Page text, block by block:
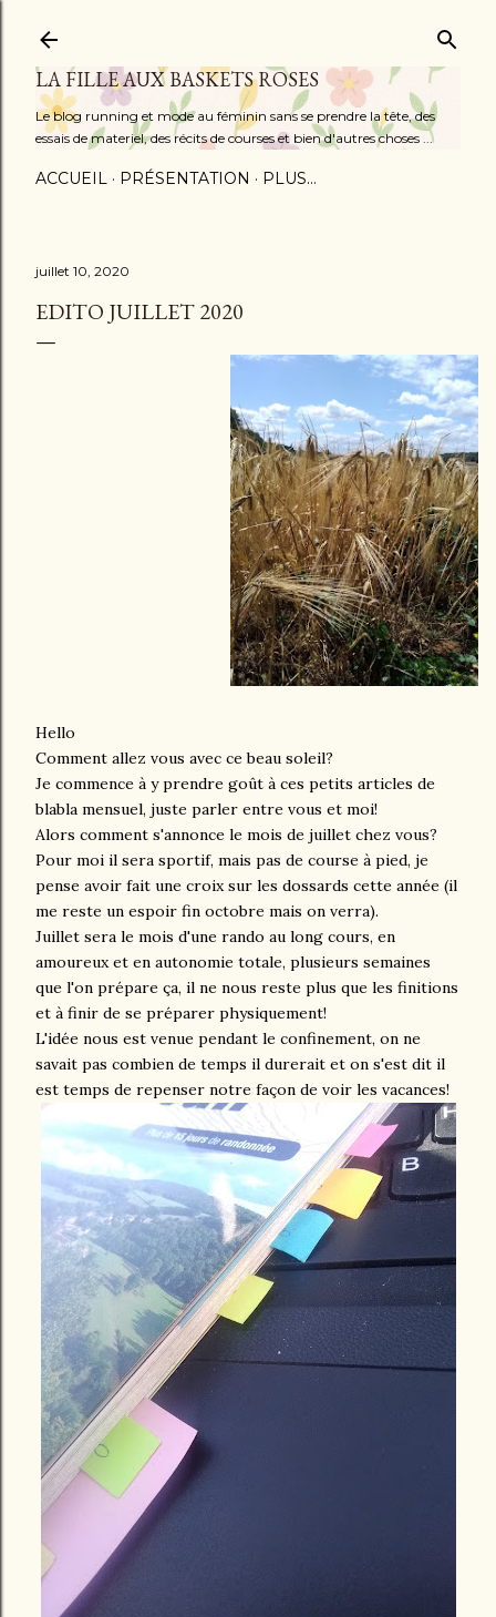
LA FILLE AUX BASKETS ROSES
Le blog running et mode au féminin sans se prendre la tête, des
essais de materiel, des récits de courses et bien d'autres choses ...
ACCUEIL PRÉSENTATION PLUS…
juillet 10, 2020
EDITO JUILLET 2020
Hello
Comment allez vous avec ce beau soleil?
Je commence à y prendre goût à ces petits articles de
blabla mensuel, juste parler entre vous et moi!
Alors comment s'annonce le mois de juillet chez vous?
Pour moi il sera sportif, mais pas de course à pied, je
pense avoir fait une croix sur les dossards cette année (il
me reste un espoir fin octobre mais on verra).
Juillet sera le mois d'une rando au long cours, en
amoureux et en autonomie totale, plusieurs semaines
que l'on prépare ça, il ne nous reste plus que les finitions
et à finir de se préparer physiquement!
L'idée nous est venue pendant le confinement, on ne
savait pas combien de temps il durerait et on s'est dit il
est temps de repenser notre façon de voir les vacances!